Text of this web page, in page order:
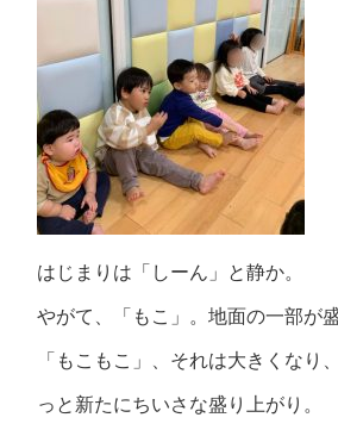
はじまりは「しーん」と静か。
やがて、「もこ」。地面の一部が
「もこもこ」、それは大きくなり
っと新たにちいさな盛り上がり。